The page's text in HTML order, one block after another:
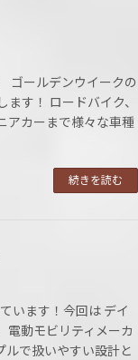
ゴールデンウイークの
す！ ロードバイク、
アカーまで様々な車種
続きを読む
います！今回は デイ
電動モビリティメーカ
で扱いやすい設計と